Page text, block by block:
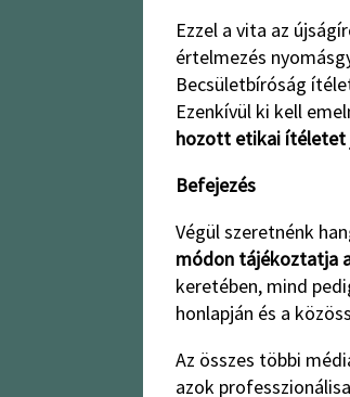
Ezzel a vita az
értelmezés
Becsületbíróság
Ezenkívül ki kell
hozott etikai ítéletet
Befejezés
Végül szeretnénk
módon tájékoztatja
keretében, mind
honlapján és a
Az összes többi
azok